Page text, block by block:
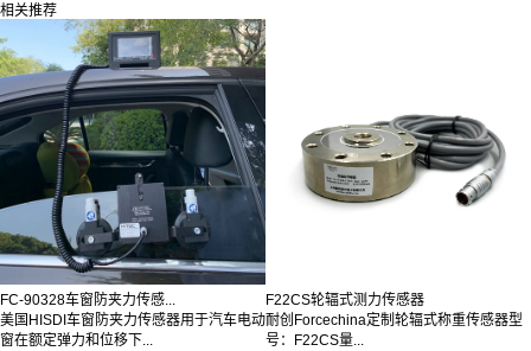
相关推荐
FC-90328车窗防夹力传感...
美国HISDI车窗防夹力传感器用于汽车电动
窗在额定弹力和位移下...
F22CS轮辐式测力传感器
耐创Forcechina定制轮辐式称重传感器型
号：F22CS量...